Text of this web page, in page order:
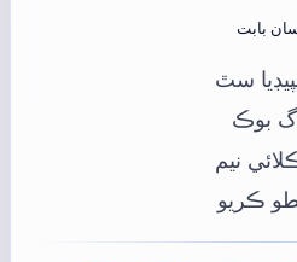
بابت
سٿ
بوڪ
نيم
ڪريو